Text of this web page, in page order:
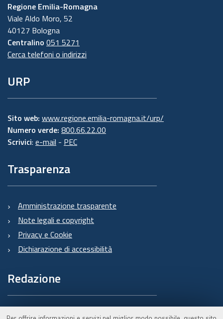
Regione Emilia-Romagna
Viale Aldo Moro, 52
40127 Bologna
Centralino 051 5271
Cerca telefoni o indirizzi
URP
Sito web: www.regione.emilia-romagna.it/urp/
Numero verde: 800.66.22.00
Scrivici: e-mail - PEC
Trasparenza
Amministrazione trasparente
Note legali e copyright
Privacy e Cookie
Dichiarazione di accessibilità
Redazione
Informazioni sul Burert